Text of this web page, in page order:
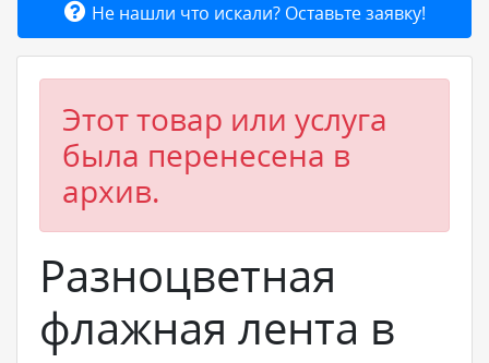
Добавить товар или услугу
Не нашли что искали? Оставьте заявку!
Этот товар или услуга
была перенесена в
архив.
Разноцветная
флажная лента в